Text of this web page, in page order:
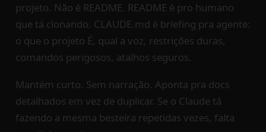
projeto. Não é README. README é pro humano
que tá clonando. CLAUDE.md é briefing pra agente:
o que o projeto É, qual a voz, restrições duras,
comandos perigosos, atalhos seguros.
Mantém curto. Sem narração. Aponta pra docs
detalhados em vez de duplicar. Se o Claude tá
fazendo a mesma besteira repetidas vezes, falta